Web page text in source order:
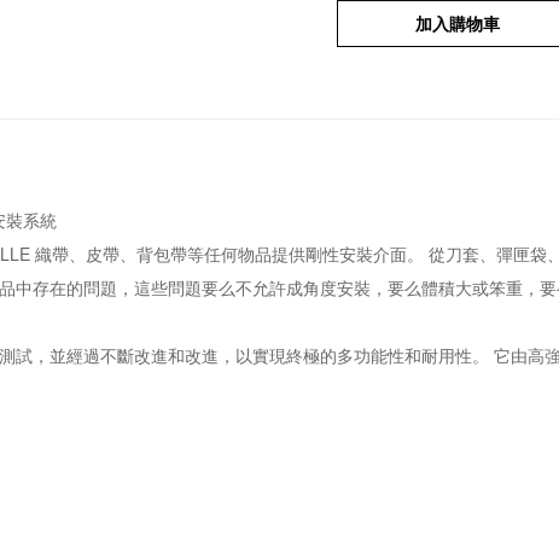
加入購物車
裝系統
織帶、皮帶、背包帶等任何物品提供剛性安裝介面。 從刀套、彈匣
中存在的問題，這些問題要么不允許成角度安裝，要么體積大或笨重，
試，並經過不斷改進和改進，以實現終​​極的多功能性和耐用性。 它由高